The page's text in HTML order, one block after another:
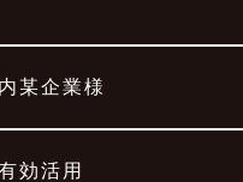
某企業様
効活用